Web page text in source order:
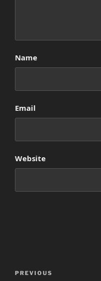
Name
Email
Website
Previous
PREVIOUS